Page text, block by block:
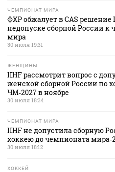
ЧЕМПИОНАТ МИРА
ФХР обжалует в CAS решение
недопуске сборной России к
мира
30 июля 19:31
ЖЕНЩИНЫ
IIHF рассмотрит вопрос с
женской сборной России по
ЧМ‑2027 в ноябре
30 июля 18:34
ЧЕМПИОНАТ МИРА
IIHF не допустила сборную
хоккею до чемпионата
30 июля 18:12
ХОККЕЙ